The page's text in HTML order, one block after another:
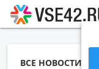
ВСЕ НОВОСТИ